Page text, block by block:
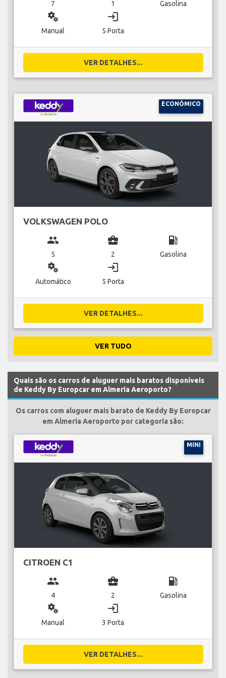
7 1 Gasolina
miscellaneous_services
Manual
login
5 Porta
VER DETALHES...
ECONÓMICO
VOLKSWAGEN POLO
group
5
business_center
2
local_gas_station
Gasolina
miscellaneous_services
Automático
login
5 Porta
VER DETALHES...
VER TUDO
Quais são os carros de aluguer mais baratos disponíveis
de Keddy By Europcar em Almeria Aeroporto?
Os carros com aluguer mais barato de Keddy By Europcar
em Almeria Aeroporto por categoria são:
MINI
CITROEN C1
group
4
business_center
2
local_gas_station
Gasolina
miscellaneous_services
Manual
login
3 Porta
VER DETALHES...